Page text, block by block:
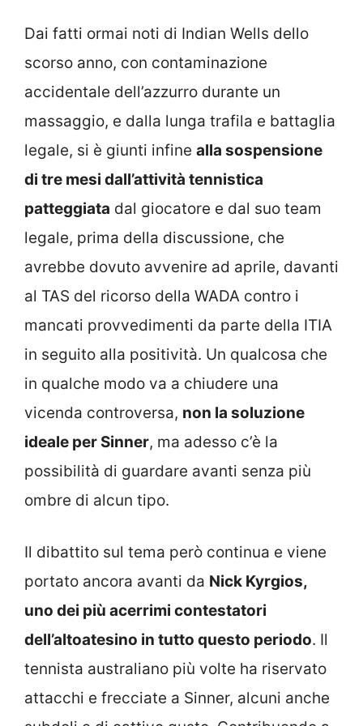
Dai fatti ormai noti di Indian Wells dello
scorso anno, con contaminazione
accidentale dell’azzurro durante un
massaggio, e dalla lunga trafila e battaglia
legale, si è giunti infine alla sospensione
di tre mesi dall’attività tennistica
patteggiata dal giocatore e dal suo team
legale, prima della discussione, che
avrebbe dovuto avvenire ad aprile, davanti
al TAS del ricorso della WADA contro i
mancati provvedimenti da parte della ITIA
in seguito alla positività. Un qualcosa che
in qualche modo va a chiudere una
vicenda controversa, non la soluzione
ideale per Sinner, ma adesso c’è la
possibilità di guardare avanti senza più
ombre di alcun tipo.
Il dibattito sul tema però continua e viene
portato ancora avanti da Nick Kyrgios,
uno dei più acerrimi contestatori
dell’altoatesino in tutto questo periodo. Il
tennista australiano più volte ha riservato
attacchi e frecciate a Sinner, alcuni anche